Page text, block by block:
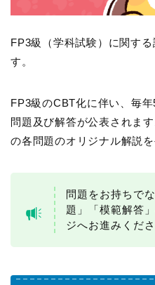
FP3級（学科試験）に関す
す。
FP3級のCBT化に伴い、毎
問題及び解答が公表されま
の各問題のオリジナル解説を
問題をお持ちで
題」「模範解答
ジへお進みくださ